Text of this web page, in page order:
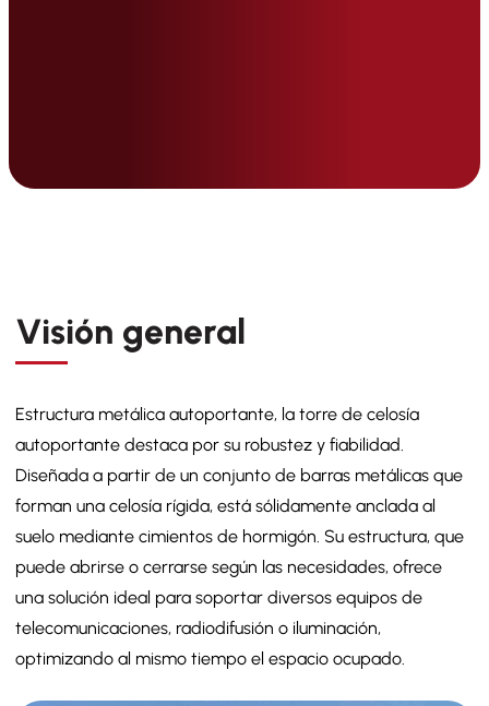
Visión general
Estructura metálica autoportante, la torre de celosía
autoportante destaca por su robustez y fiabilidad.
Diseñada a partir de un conjunto de barras metálicas que
forman una celosía rígida, está sólidamente anclada al
suelo mediante cimientos de hormigón. Su estructura, que
puede abrirse o cerrarse según las necesidades, ofrece
una solución ideal para soportar diversos equipos de
telecomunicaciones, radiodifusión o iluminación,
optimizando al mismo tiempo el espacio ocupado.